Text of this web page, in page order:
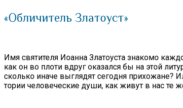
«Обличитель Златоуст»
Имя свя­ти­те­ля Иоан­на Зла­то­уста зна­ко­мо
как он во пло­ти вдруг ока­зал­ся бы на этой
сколь­ко ина­че вы­гля­дят се­го­дня
то­рии че­ло­ве­че­ские ду­ши, как жи­вут в нас те